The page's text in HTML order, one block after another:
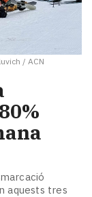
/ ACN
aquests tres